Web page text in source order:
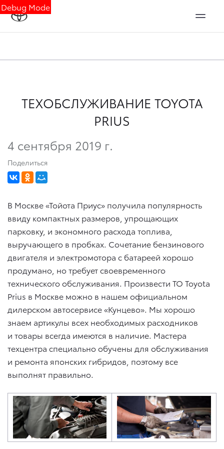
Debug Mode
ТЕХОБСЛУЖИВАНИЕ TOYOTA
PRIUS
4 сентября 2019 г.
Поделиться
В Москве «Тойота Приус» получила популярность
ввиду компактных размеров, упрощающих
парковку, и экономного расхода топлива,
выручающего в пробках. Сочетание бензинового
двигателя и электромотора с батареей хорошо
продумано, но требует своевременного
технического обслуживания. Произвести ТО Toyota
Prius в Москве можно в нашем официальном
дилерском автосервисе «Кунцево». Мы хорошо
знаем артикулы всех необходимых расходников
и товары всегда имеются в наличие. Мастера
техцентра специально обучены для обслуживания
и ремонта японских гибридов, поэтому все
выполнят правильно.